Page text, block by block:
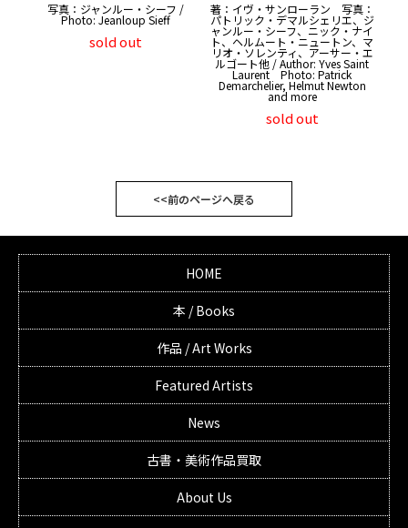
写真：ジャンルー・シーフ /
Photo: Jeanloup Sieff
sold out
著：イヴ・サンローラン 写真：
パトリック・デマルシェリエ、ジ
ャンルー・シーフ、ニック・ナイ
ト、ヘルムート・ニュートン、マ
リオ・ソレンティ、アーサー・エ
ルゴート他 / Author: Yves Saint
Laurent Photo: Patrick
Demarchelier, Helmut Newton
and more
sold out
<<前のページへ戻る
HOME
本 / Books
作品 / Art Works
Featured Artists
News
古書・美術作品買取
About Us